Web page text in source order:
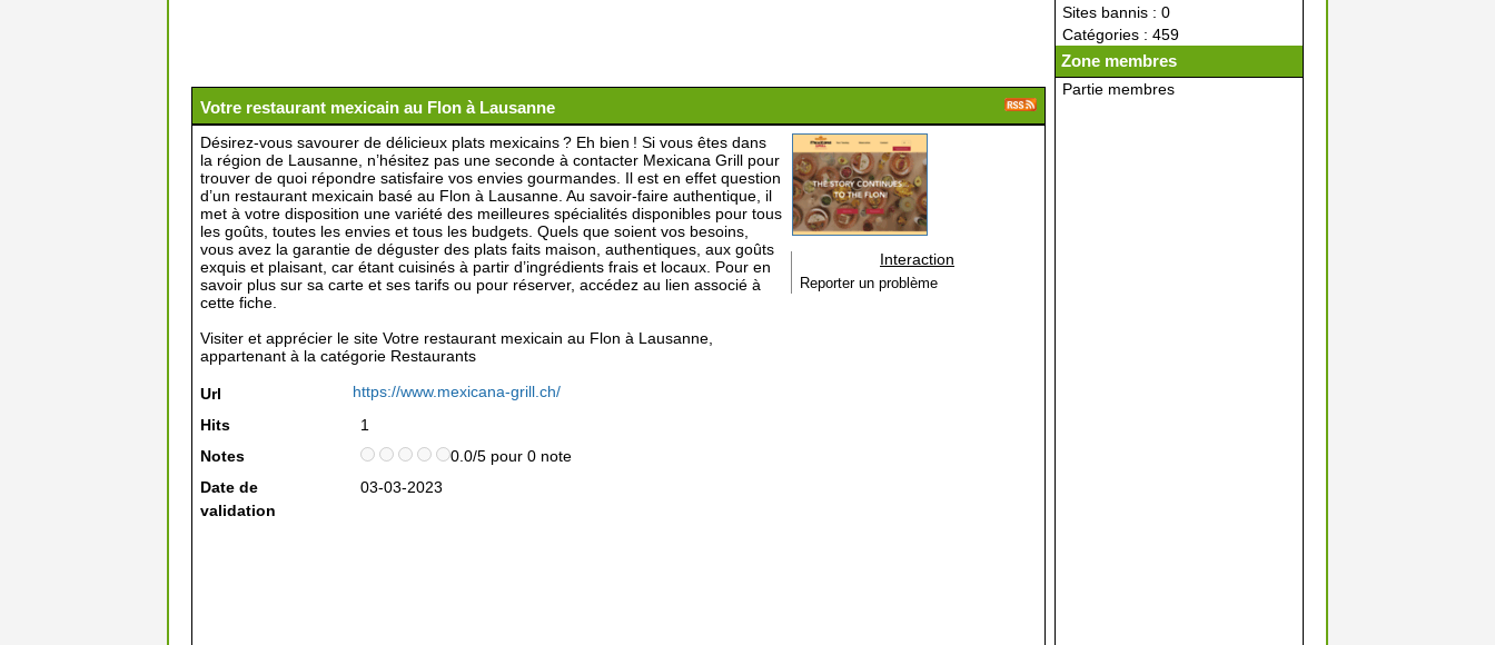
Sites bannis : 0
Catégories : 459
Zone membres
Partie membres
Votre restaurant mexicain au Flon à Lausanne
Désirez-vous savourer de délicieux plats mexicains ? Eh bien ! Si vous êtes dans
la région de Lausanne, n’hésitez pas une seconde à contacter Mexicana Grill pour
trouver de quoi répondre satisfaire vos envies gourmandes. Il est en effet question
d’un restaurant mexicain basé au Flon à Lausanne. Au savoir-faire authentique, il
met à votre disposition une variété des meilleures spécialités disponibles pour tous
les goûts, toutes les envies et tous les budgets. Quels que soient vos besoins,
vous avez la garantie de déguster des plats faits maison, authentiques, aux goûts
exquis et plaisant, car étant cuisinés à partir d’ingrédients frais et locaux. Pour en
savoir plus sur sa carte et ses tarifs ou pour réserver, accédez au lien associé à
cette fiche.
Visiter et apprécier le site Votre restaurant mexicain au Flon à Lausanne,
appartenant à la catégorie Restaurants
Url
https://www.mexicana-grill.ch/
Hits
1
Notes
0.0/5 pour 0 note
Date de
validation
03-03-2023
Interaction
Reporter un problème